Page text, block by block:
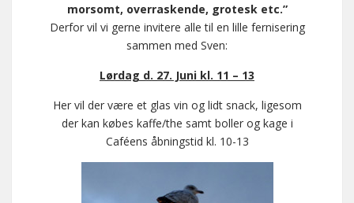
morsomt, overraskende, grotesk etc.”
Derfor vil vi gerne invitere alle til en lille fernisering
sammen med Sven:
Lørdag d. 27. Juni kl. 11 – 13
Her vil der være et glas vin og lidt snack, ligesom
der kan købes kaffe/the samt boller og kage i
Caféens åbningstid kl. 10-13